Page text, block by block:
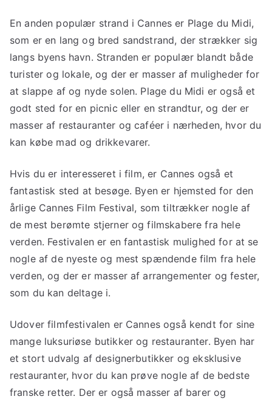
En anden populær strand i Cannes er Plage du Midi,
som er en lang og bred sandstrand, der strækker sig
langs byens havn. Stranden er populær blandt både
turister og lokale, og der er masser af muligheder for
at slappe af og nyde solen. Plage du Midi er også et
godt sted for en picnic eller en strandtur, og der er
masser af restauranter og caféer i nærheden, hvor du
kan købe mad og drikkevarer.
Hvis du er interesseret i film, er Cannes også et
fantastisk sted at besøge. Byen er hjemsted for den
årlige Cannes Film Festival, som tiltrækker nogle af
de mest berømte stjerner og filmskabere fra hele
verden. Festivalen er en fantastisk mulighed for at se
nogle af de nyeste og mest spændende film fra hele
verden, og der er masser af arrangementer og fester,
som du kan deltage i.
Udover filmfestivalen er Cannes også kendt for sine
mange luksuriøse butikker og restauranter. Byen har
et stort udvalg af designerbutikker og eksklusive
restauranter, hvor du kan prøve nogle af de bedste
franske retter. Der er også masser af barer og